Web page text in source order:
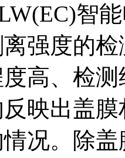
智
强度的
高、检
映出盖
况。除